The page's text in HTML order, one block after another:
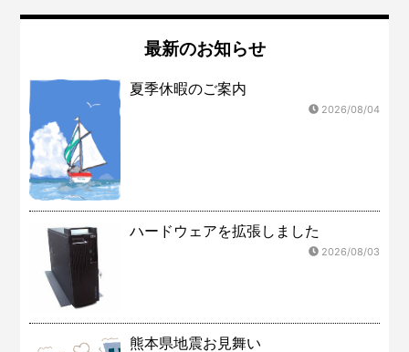
最新のお知らせ
夏季休暇のご案内
2026/08/04
ハードウェアを拡張しました
2026/08/03
熊本県地震お見舞い